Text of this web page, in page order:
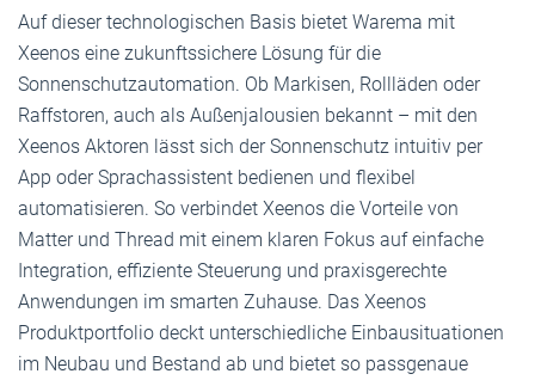
Auf dieser technologischen Basis bietet Warema mit
Xeenos eine zukunftssichere Lösung für die
Sonnenschutzautomation. Ob Markisen, Rollläden oder
Raffstoren, auch als Außenjalousien bekannt – mit den
Xeenos Aktoren lässt sich der Sonnenschutz intuitiv per
App oder Sprachassistent bedienen und flexibel
automatisieren. So verbindet Xeenos die Vorteile von
Matter und Thread mit einem klaren Fokus auf einfache
Integration, effiziente Steuerung und praxisgerechte
Anwendungen im smarten Zuhause. Das Xeenos
Produktportfolio deckt unterschiedliche Einbausituationen
im Neubau und Bestand ab und bietet so passgenaue